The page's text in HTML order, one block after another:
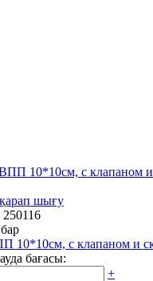
шығу
10*10см, с клапаном и
бағасы:
+